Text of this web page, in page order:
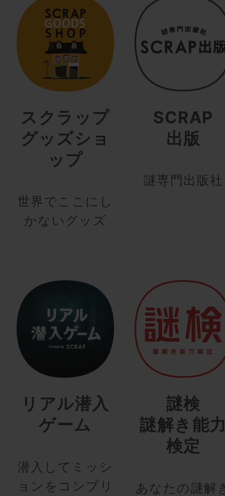
スクラップ
グッズショ
ップ
世界でここにし
かないグッズ
SCRAP
出版
謎専門出版社
リアル潜入
ゲーム
潜入してミッシ
ョンをコンプリ
謎検
謎解き能
検定
あなたの謎解